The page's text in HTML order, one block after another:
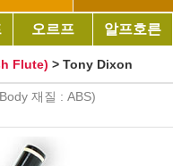
오르프 알프호른
Flute) > Tony Dixon
재질 : ABS)